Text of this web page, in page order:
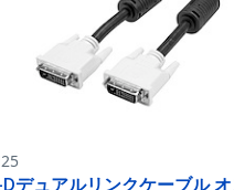
デュアルリンクケーブル